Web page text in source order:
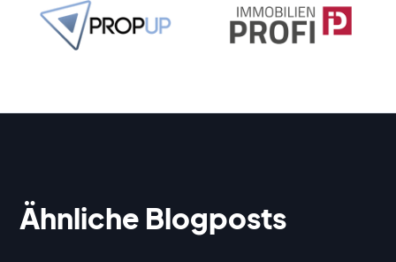
Ähnliche Blogposts